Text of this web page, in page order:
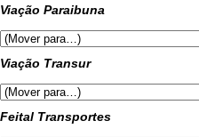
Viação Paraibuna
Viação Transur
Feital Transportes